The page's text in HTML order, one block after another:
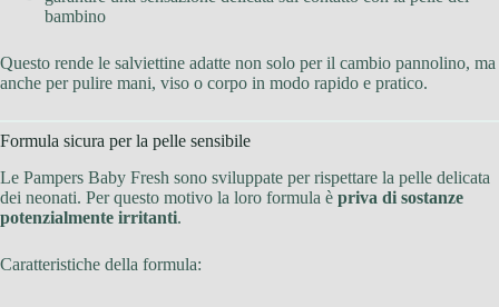
bambino
Questo rende le salviettine adatte non solo per il cambio pannolino, ma
anche per pulire mani, viso o corpo in modo rapido e pratico.
Formula sicura per la pelle sensibile
Le Pampers Baby Fresh sono sviluppate per rispettare la pelle delicata
dei neonati. Per questo motivo la loro formula è priva di sostanze
potenzialmente irritanti.
Caratteristiche della formula: